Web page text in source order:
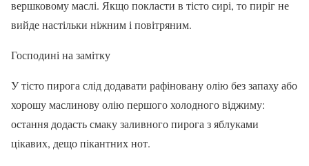
вершковому маслі. Якщо покласти в тісто сирі, то пиріг не
вийде настільки ніжним і повітряним.
Господині на замітку
У тісто пирога слід додавати рафіновану олію без запаху або
хорошу маслинову олію першого холодного віджиму:
остання додасть смаку заливного пирога з яблуками
цікавих, дещо пікантних нот.